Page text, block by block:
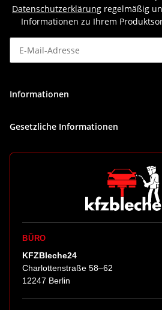
Datenschutzerklärung regelmäßig
Informationen zu Ihrem
Informationen
Gesetzliche Informationen
BÜRO
KFZBleche24
Charlottenstraße 58–62
12247 Berlin